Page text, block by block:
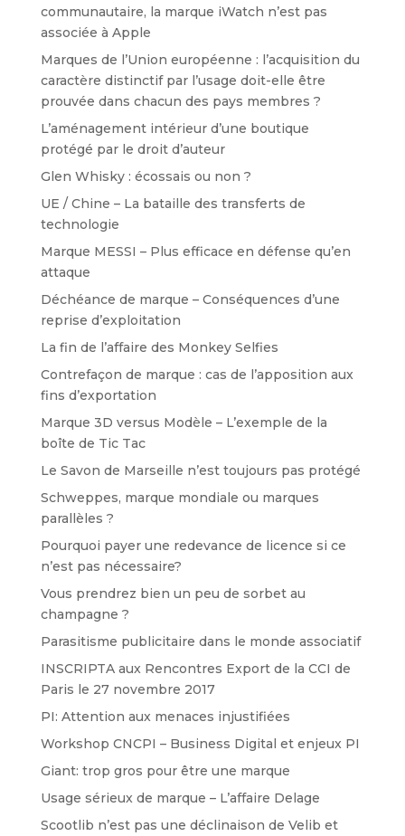
communautaire, la marque iWatch n’est pas
associée à Apple
Marques de l’Union européenne : l’acquisition du
caractère distinctif par l’usage doit-elle être
prouvée dans chacun des pays membres ?
L’aménagement intérieur d’une boutique
protégé par le droit d’auteur
Glen Whisky : écossais ou non ?
UE / Chine – La bataille des transferts de
technologie
Marque MESSI – Plus efficace en défense qu’en
attaque
Déchéance de marque – Conséquences d’une
reprise d’exploitation
La fin de l’affaire des Monkey Selfies
Contrefaçon de marque : cas de l’apposition aux
fins d’exportation
Marque 3D versus Modèle – L’exemple de la
boîte de Tic Tac
Le Savon de Marseille n’est toujours pas protégé
Schweppes, marque mondiale ou marques
parallèles ?
Pourquoi payer une redevance de licence si ce
n’est pas nécessaire?
Vous prendrez bien un peu de sorbet au
champagne ?
Parasitisme publicitaire dans le monde associatif
INSCRIPTA aux Rencontres Export de la CCI de
Paris le 27 novembre 2017
PI: Attention aux menaces injustifiées
Workshop CNCPI – Business Digital et enjeux PI
Giant: trop gros pour être une marque
Usage sérieux de marque – L’affaire Delage
Scootlib n’est pas une déclinaison de Velib et